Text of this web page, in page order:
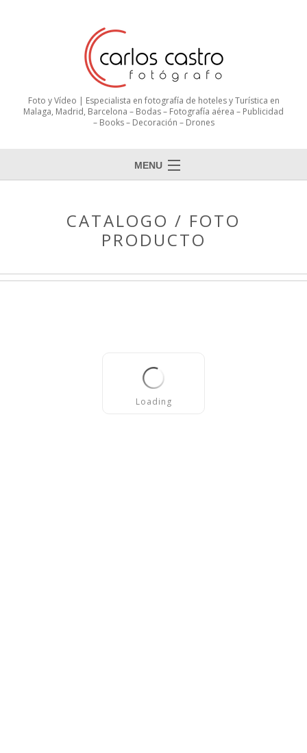
Foto y Vídeo | Especialista en fotografía de hoteles y Turística en
Malaga, Madrid, Barcelona – Bodas – Fotografía aérea – Publicidad
– Books – Decoración – Drones
MENU
CATALOGO / FOTO
PRODUCTO
Loading